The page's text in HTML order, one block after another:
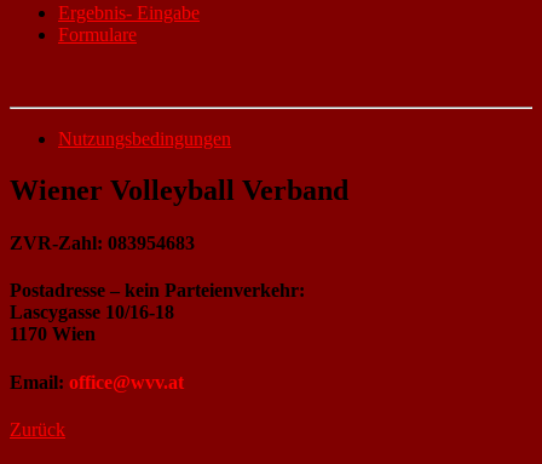
Ergebnis- Eingabe
Formulare
Nutzungsbedingungen
Wiener Volleyball Verband
ZVR-Zahl: 083954683
Postadresse – kein Parteienverkehr:
Lascygasse 10/16-18
1170 Wien
Email: office@wvv.at
Zurück